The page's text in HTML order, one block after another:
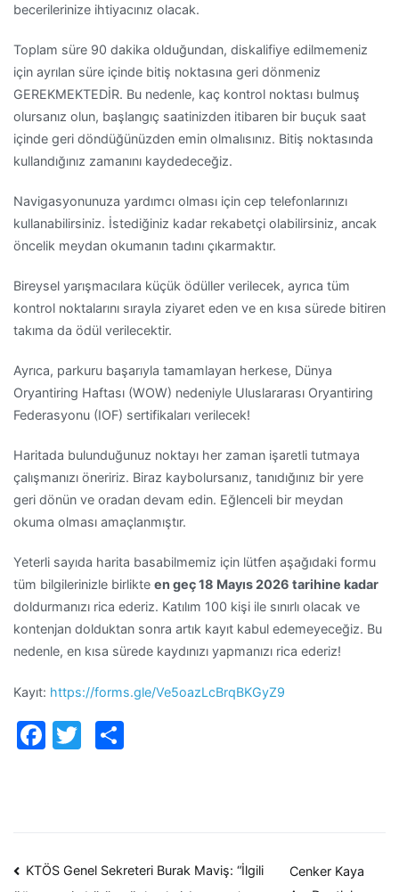
becerilerinize ihtiyacınız olacak.
Toplam süre 90 dakika olduğundan, diskalifiye edilmemeniz
için ayrılan süre içinde bitiş noktasına geri dönmeniz
GEREKMEKTEDİR. Bu nedenle, kaç kontrol noktası bulmuş
olursanız olun, başlangıç ​​saatinizden itibaren bir buçuk saat
içinde geri döndüğünüzden emin olmalısınız. Bitiş noktasında
kullandığınız zamanını kaydedeceğiz.
Navigasyonunuza yardımcı olması için cep telefonlarınızı
kullanabilirsiniz. İstediğiniz kadar rekabetçi olabilirsiniz, ancak
öncelik meydan okumanın tadını çıkarmaktır.
Bireysel yarışmacılara küçük ödüller verilecek, ayrıca tüm
kontrol noktalarını sırayla ziyaret eden ve en kısa sürede bitiren
takıma da ödül verilecektir.
Ayrıca, parkuru başarıyla tamamlayan herkese, Dünya
Oryantiring Haftası (WOW) nedeniyle Uluslararası Oryantiring
Federasyonu (IOF) sertifikaları verilecek!
Haritada bulunduğunuz noktayı her zaman işaretli tutmaya
çalışmanızı öneririz. Biraz kaybolursanız, tanıdığınız bir yere
geri dönün ve oradan devam edin. Eğlenceli bir meydan
okuma olması amaçlanmıştır.
Yeterli sayıda harita basabilmemiz için lütfen aşağıdaki formu
tüm bilgilerinizle birlikte en geç 18 Mayıs 2026 tarihine kadar
doldurmanızı rica ederiz. Katılım 100 kişi ile sınırlı olacak ve
kontenjan dolduktan sonra artık kayıt kabul edemeyeceğiz. Bu
nedenle, en kısa sürede kaydınızı yapmanızı rica ederiz!
Kayıt: https://forms.gle/Ve5oazLcBrqBKGyZ9
Facebook
Twitter
Yazı
KTÖS Genel Sekreteri Burak Maviş: “İlgili
Cenker Kaya